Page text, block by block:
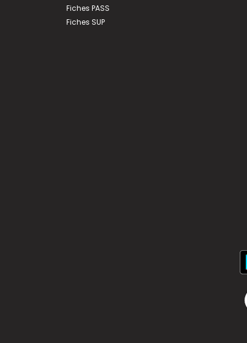
Fiches PASS
Fiches SUP